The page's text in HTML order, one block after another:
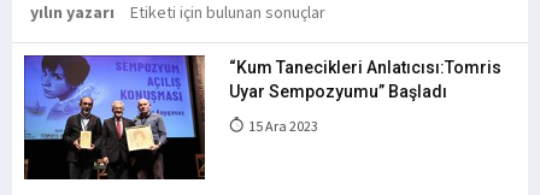
yılın yazarı Etiketi için bulunan sonuçlar
“Kum Tanecikleri Anlatıcısı:Tomris
Uyar Sempozyumu” Başladı
15 Ara 2023